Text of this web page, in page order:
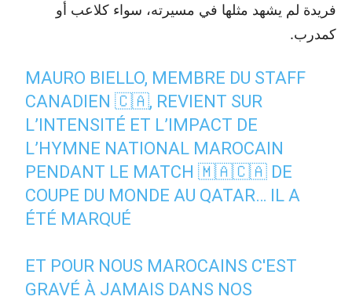
فريدة لم يشهد مثلها في مسيرته، سواء كلاعب أو
كمدرب.
MAURO BIELLO, MEMBRE DU STAFF
CANADIEN 🇨🇦, REVIENT SUR
L’INTENSITÉ ET L’IMPACT DE
L’HYMNE NATIONAL MAROCAIN
PENDANT LE MATCH 🇲🇦🇨🇦 DE
COUPE DU MONDE AU QATAR… IL A
ÉTÉ MARQUÉ
ET POUR NOUS MAROCAINS C'EST
GRAVÉ À JAMAIS DANS NOS